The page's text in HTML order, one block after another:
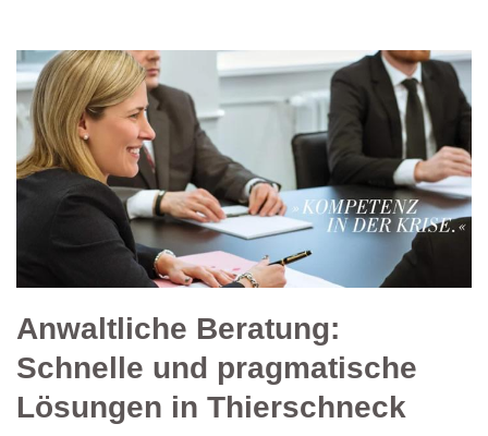
Anwaltliche Beratung:
Schnelle und pragmatische
Lösungen in Thierschneck